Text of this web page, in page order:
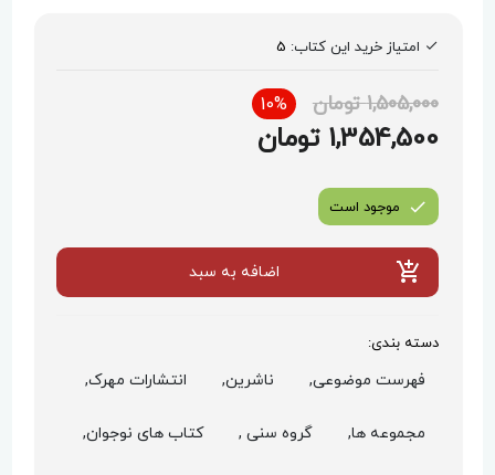
امتیاز خرید این کتاب: 5
1,505,000 تومان 10%
1,354,500 تومان
موجود است
اضافه به سبد
دسته بندی:
فهرست موضوعی, ناشرین, انتشارات مهرک,
مجموعه ها, گروه سنی , کتاب های نوجوان,